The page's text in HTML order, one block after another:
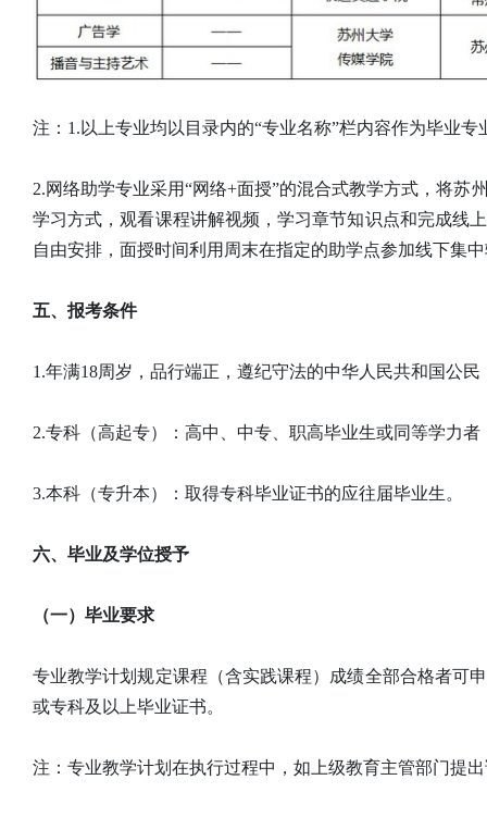
注：1.以上专业均以目录内的“专业名称”栏内容作为毕业
2.网络助学专业采用“网络+面授”的混合式教学方式，将
学习方式，观看课程讲解视频，学习章节知识点和完成线
自由安排，面授时间利用周末在指定的助学点参加线下集
五、报考条件
1.年满18周岁，品行端正，遵纪守法的中华人民共和国公民
2.专科（高起专）：高中、中专、职高毕业生或同等学力者
3.本科（专升本）：取得专科毕业证书的应往届毕业生。
六、毕业及学位授予
（一）毕业要求
专业教学计划规定课程（含实践课程）成绩全部合格者可
或专科及以上毕业证书。
注：专业教学计划在执行过程中，如上级教育主管部门提